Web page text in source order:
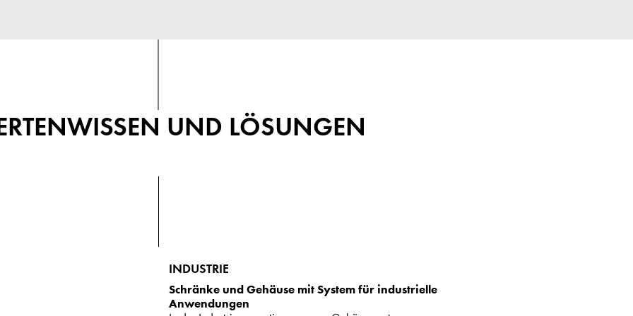
UND LÖSUNGEN
INDUSTRIE
Schränke und Gehäuse mit System für industrielle
Anwendungen